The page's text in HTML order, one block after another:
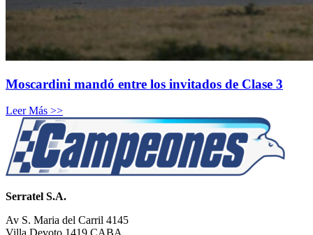
Moscardini mandó entre los invitados de Clase 3
Leer Más >>
Serratel S.A.
Av S. Maria del Carril 4145